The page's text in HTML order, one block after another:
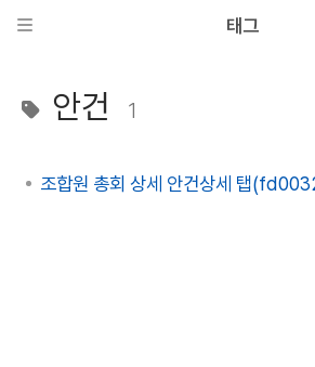
태그
안건 1
조합원 총회 상세 안건상세 탭